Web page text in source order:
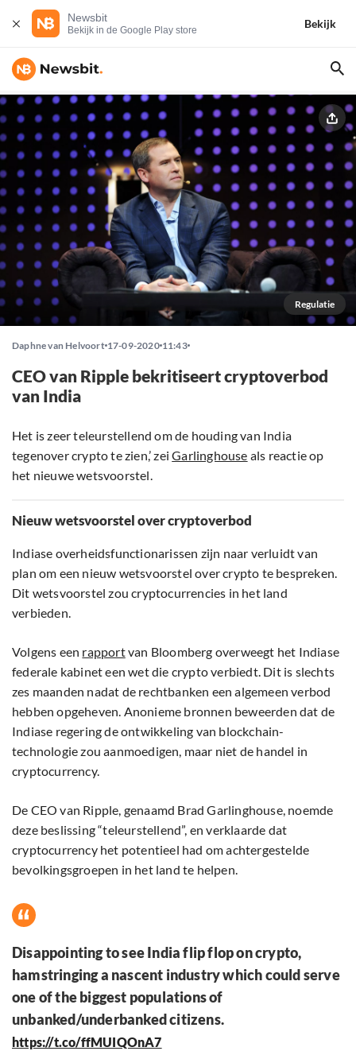
Newsbit
Bekijk in de Google Play store
Bekijk
Regulatie
Daphne van Helvoort 17-09-2020 11:43
CEO van Ripple bekritiseert cryptoverbod
van India
Het is zeer teleurstellend om de houding van India
tegenover crypto te zien,’ zeiGarlinghouse als reactie op
het nieuwe wetsvoorstel.
Nieuw wetsvoorstel over cryptoverbod
Indiase overheidsfunctionarissen zijn naar verluidt van
plan om een nieuw wetsvoorstel over crypto te bespreken.
Dit wetsvoorstel zou cryptocurrencies in het land
verbieden.
Volgens een rapportvan Bloomberg overweegt het Indiase
federale kabinet een wet die crypto verbiedt. Dit is slechts
zes maanden nadat de rechtbanken een algemeen verbod
hebben opgeheven. Anonieme bronnen beweerden dat de
Indiase regering de ontwikkeling van blockchain-
technologie zou aanmoedigen, maar niet de handel in
cryptocurrency.
De CEO van Ripple, genaamd Brad Garlinghouse, noemde
deze beslissing “teleurstellend”, en verklaarde dat
cryptocurrency het potentieel had om achtergestelde
bevolkingsgroepen in het land te helpen.
Disappointing to see India flip flop on crypto,
hamstringing a nascent industry which could serve
one of the biggest populations of
unbanked/underbanked citizens.
https://t.co/ffMUIQOnA7